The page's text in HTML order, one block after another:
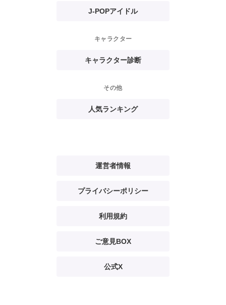
J-POPアイドル
キャラクター
キャラクター診断
その他
人気ランキング
運営者情報
プライバシーポリシー
利用規約
ご意見BOX
公式X